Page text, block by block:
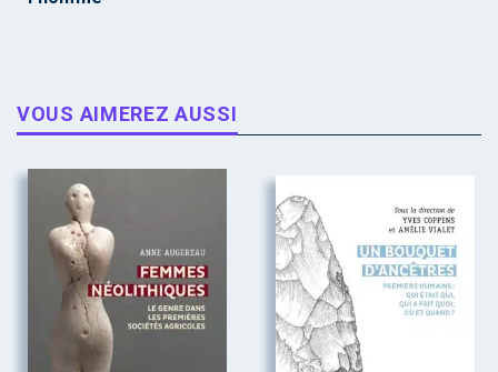
VOUS AIMEREZ AUSSI